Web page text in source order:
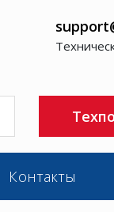
Контакты